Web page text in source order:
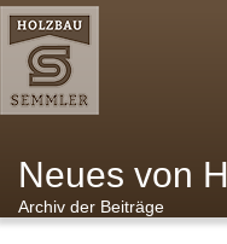
Neues von
Archiv der Beiträge